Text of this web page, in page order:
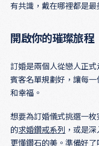
有共識，戴在哪裡都是最
開啟你的璀璨旅程
訂婚是兩個人從戀人正
賓客名單規劃好，讓每
和幸福。
想要為訂婚儀式挑選一
的求婚鑽戒系列 ，或是
更懂鑽石的美。準備好